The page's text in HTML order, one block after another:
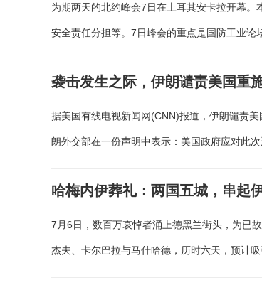
为期两天的北约峰会7日在土耳其安卡拉开幕
安全责任分担等。7日峰会的重点是国防工业论
袭击发生之际，伊朗谴责美国重
据美国有线电视新闻网(CNN)报道，伊朗谴责
朗外交部在一份声明中表示：美国政府应对此
哈梅内伊葬礼：两国五城，串起
7月6日，数百万哀悼者涌上德黑兰街头，为已
杰夫、卡尔巴拉与马什哈德，历时六天，预计吸